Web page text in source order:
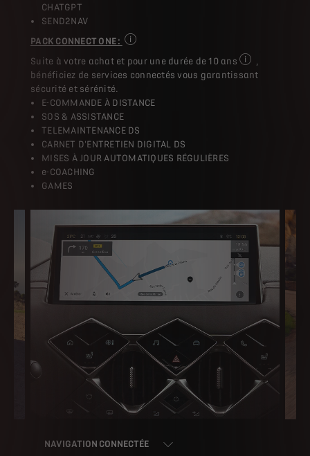
CHATGPT
SEND2NAV
PACK CONNECT ONE :
Certains services sont disponibles en
Suite à votre achat et pour une durée de 10 ans
Pour tout achat
,
bénéficiez de services connectés vous garantissant
sécurité et sérénité.
E-COMMANDE À DISTANCE
SOS & ASSISTANCE
TELEMAINTENANCE DS
CARNET D'ENTRETIEN DIGITAL DS
MISES À JOUR AUTOMATIQUES RÉGULIÈRES
e-COACHING
GAMES
NAVIGATION CONNECTÉE